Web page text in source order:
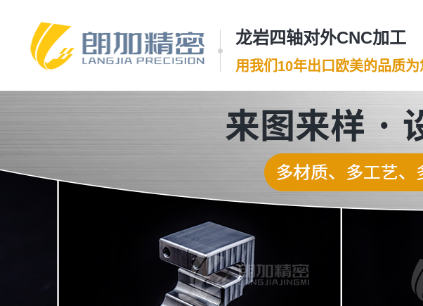
龙岩四轴对外CNC加工
用我们10年出口欧美的品质为